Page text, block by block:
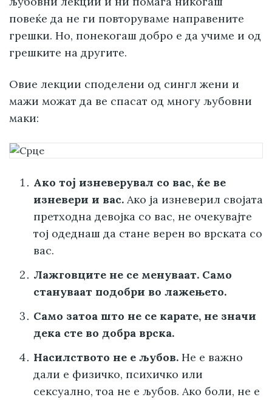
повеќе да не ги повторуваме направените
грешки. Но, понекогаш добро е да учиме и од
грешките на другите.
Овие лекции споделени од сингл жени и
мажи можат да ве спасат од многу љубовни
маки:
Ако тој изневерувал со вас, ќе ве
изневери и вас. Ако ја изневерил својата
претходна девојка со вас, не очекувајте
тој одеднаш да стане верен во врската со
вас.
Лажговците не се менуваат. Само
стануваат подобри во лажењето.
Само затоа што не се карате, не значи
дека сте во добра врска.
Насилството не е љубов. Не е важно
дали е физичко, психичко или
сексуално, тоа не е љубов. Ако боли, не е